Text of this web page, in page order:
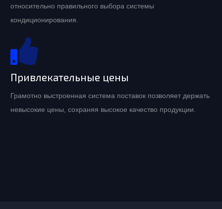
относительно правильного выбора системы
кондиционирования.
Привлекательные цены
Грамотно выстроенная система поставок позволяет держать
невысокие цены, сохраняя высокое качество продукции.